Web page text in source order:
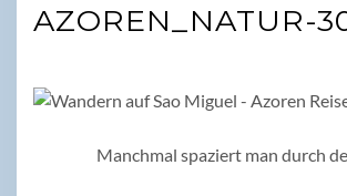
AZOREN_NATUR-
Manchmal spaziert man durch